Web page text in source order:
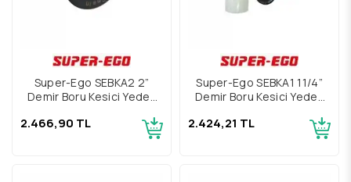
Super-Ego SEBKA2 2”
Demir Boru Kesici Yedek
2.466,90 TL
Super-Ego SEBKA1 11/4”
Demir Boru Kesici Yedek
2.424,21 TL